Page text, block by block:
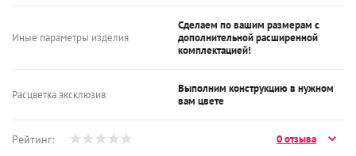
Иные параметры изделия
Сделаем по вашим размерам с
дополнительной расширенной
комплектацией!
Расцветка эксклюзив
Выполним конструкцию в нужном
вам цвете
Рейтинг: 0 отзыва